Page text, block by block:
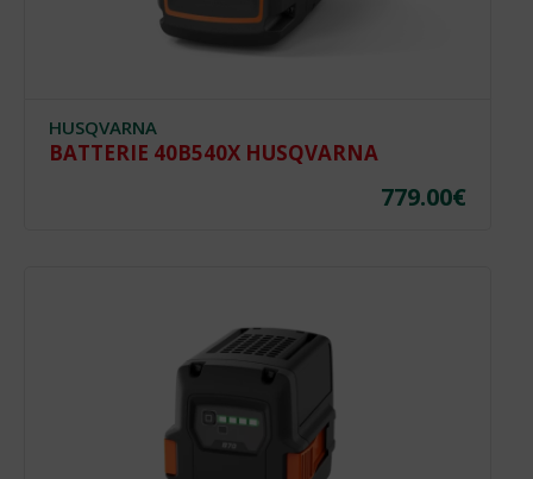
HUSQVARNA
BATTERIE 40B540X HUSQVARNA
779.00€